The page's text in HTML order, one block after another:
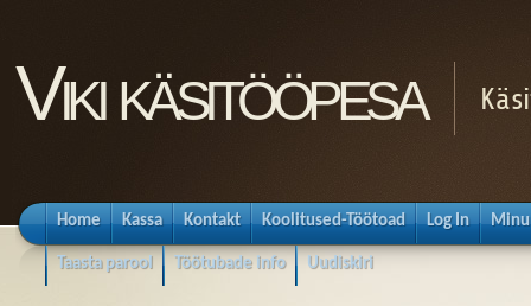
Viki käsitööpesa
Home Kassa Kontakt Koolitused-Töötoad Log In
Taasta parool Töötubade info Uudiskiri